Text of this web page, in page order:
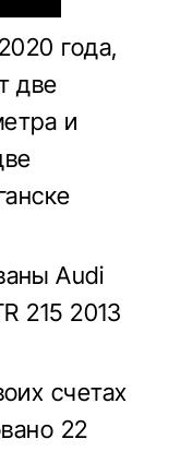
года,
две
и
Audi
215 2013
счетах
22